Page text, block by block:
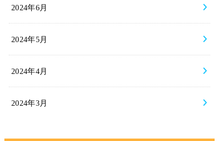
2024年6月
2024年5月
2024年4月
2024年3月